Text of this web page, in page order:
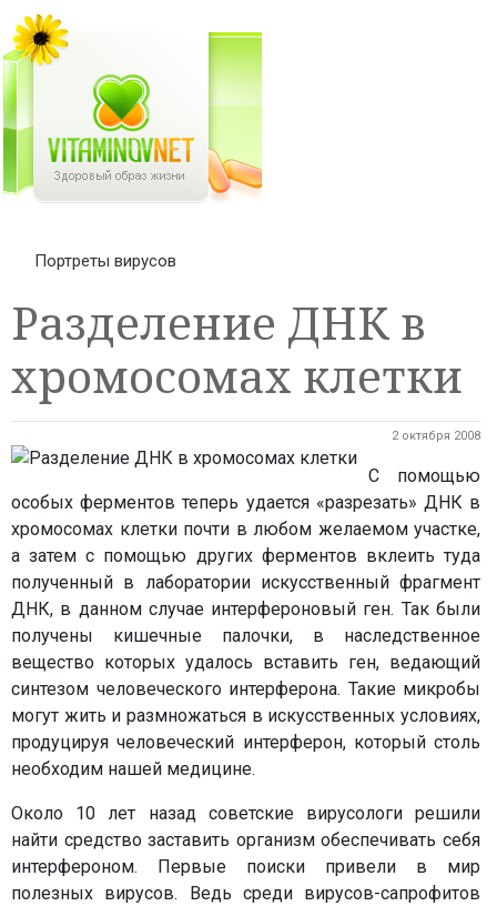
Портреты вирусов
Разделение ДНК в
хромосомах клетки
2 октября 2008
С помощью
особых ферментов теперь удается «разрезать» ДНК в
хромосомах клетки почти в любом желаемом участке,
а затем с помощью других ферментов вклеить туда
полученный в лаборатории искусственный фрагмент
ДНК, в данном случае интерфероновый ген. Так были
получены кишечные палочки, в наследственное
вещество которых удалось вставить ген, ведающий
синтезом человеческого интерферона. Такие микробы
могут жить и размножаться в искусственных условиях,
продуцируя человеческий интерферон, который столь
необходим нашей медицине.
Около 10 лет назад советские вирусологи решили
найти средство заставить организм обеспечивать себя
интерфероном. Первые поиски привели в мир
полезных вирусов. Ведь среди вирусов-сапрофитов